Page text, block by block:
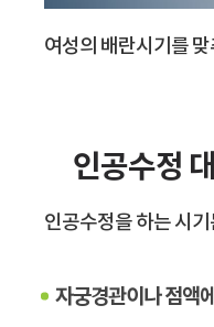
여성의 배란시기를
인공수정
인공수정을 하는 시
자궁경관이나 점액